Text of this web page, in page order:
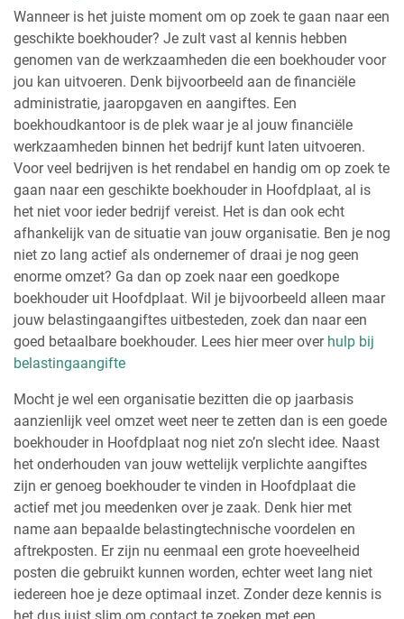
Wanneer is het juiste moment om op zoek te gaan naar een
geschikte boekhouder? Je zult vast al kennis hebben
genomen van de werkzaamheden die een boekhouder voor
jou kan uitvoeren. Denk bijvoorbeeld aan de financiële
administratie, jaaropgaven en aangiftes. Een
boekhoudkantoor is de plek waar je al jouw financiële
werkzaamheden binnen het bedrijf kunt laten uitvoeren.
Voor veel bedrijven is het rendabel en handig om op zoek te
gaan naar een geschikte boekhouder in Hoofdplaat, al is
het niet voor ieder bedrijf vereist. Het is dan ook echt
afhankelijk van de situatie van jouw organisatie. Ben je nog
niet zo lang actief als ondernemer of draai je nog geen
enorme omzet? Ga dan op zoek naar een goedkope
boekhouder uit Hoofdplaat. Wil je bijvoorbeeld alleen maar
jouw belastingaangiftes uitbesteden, zoek dan naar een
goed betaalbare boekhouder. Lees hier meer over hulp bij
belastingaangifte
Mocht je wel een organisatie bezitten die op jaarbasis
aanzienlijk veel omzet weet neer te zetten dan is een goede
boekhouder in Hoofdplaat nog niet zo’n slecht idee. Naast
het onderhouden van jouw wettelijk verplichte aangiftes
zijn er genoeg boekhouder te vinden in Hoofdplaat die
actief met jou meedenken over je zaak. Denk hier met
name aan bepaalde belastingtechnische voordelen en
aftrekposten. Er zijn nu eenmaal een grote hoeveelheid
posten die gebruikt kunnen worden, echter weet lang niet
iedereen hoe je deze optimaal inzet. Zonder deze kennis is